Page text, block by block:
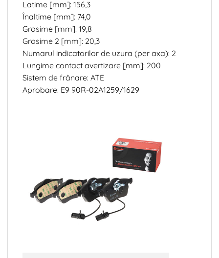
Latime [mm]: 156,3
Înaltime [mm]: 74,0
Grosime [mm]: 19,8
Grosime 2 [mm]: 20,3
Numarul indicatorilor de uzura (per axa): 2
Lungime contact avertizare [mm]: 200
Sistem de frânare: ATE
Aprobare: E9 90R-02A1259/1629